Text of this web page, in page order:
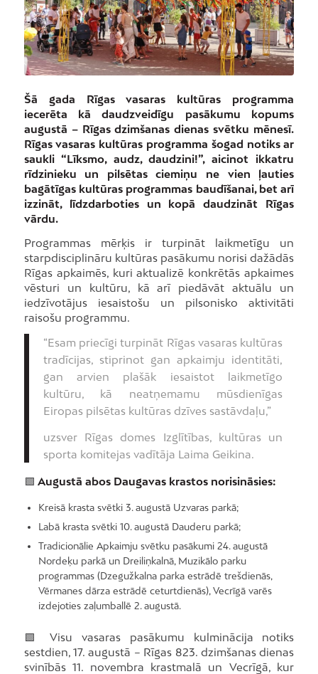
Šā gada Rīgas vasaras kultūras programma
iecerēta kā daudzveidīgu pasākumu kopums
augustā – Rīgas dzimšanas dienas svētku mēnesī.
Rīgas vasaras kultūras programma šogad notiks ar
saukli “Līksmo, audz, daudzini!”, aicinot ikkatru
rīdzinieku un pilsētas ciemiņu ne vien ļauties
bagātīgas kultūras programmas baudīšanai, bet arī
izzināt, līdzdarboties un kopā daudzināt Rīgas
vārdu.
Programmas mērķis ir turpināt laikmetīgu un
starpdisciplināru kultūras pasākumu norisi dažādās
Rīgas apkaimēs, kuri aktualizē konkrētās apkaimes
vēsturi un kultūru, kā arī piedāvāt aktuālu un
iedzīvotājus iesaistošu un pilsonisko aktivitāti
raisošu programmu.
“Esam priecīgi turpināt Rīgas vasaras kultūras
tradīcijas, stiprinot gan apkaimju identitāti,
gan arvien plašāk iesaistot laikmetīgo
kultūru, kā neatņemamu mūsdienīgas
Eiropas pilsētas kultūras dzīves sastāvdaļu,”
uzsver Rīgas domes Izglītības, kultūras un
sporta komitejas vadītāja Laima Geikina.
🟩 Augustā abos Daugavas krastos norisināsies:
Kreisā krasta svētki 3. augustā Uzvaras parkā;
Labā krasta svētki 10. augustā Dauderu parkā;
Tradicionālie Apkaimju svētku pasākumi 24. augustā
Nordeķu parkā un Dreiliņkalnā, Muzikālo parku
programmas (Dzegužkalna parka estrādē trešdienās,
Vērmanes dārza estrādē ceturtdienās), Vecrīgā varēs
izdejoties zaļumballē 2. augustā.
🟩 Visu vasaras pasākumu kulminācija notiks
sestdien, 17. augustā – Rīgas 823. dzimšanas dienas
svinībās 11. novembra krastmalā un Vecrīgā, kur